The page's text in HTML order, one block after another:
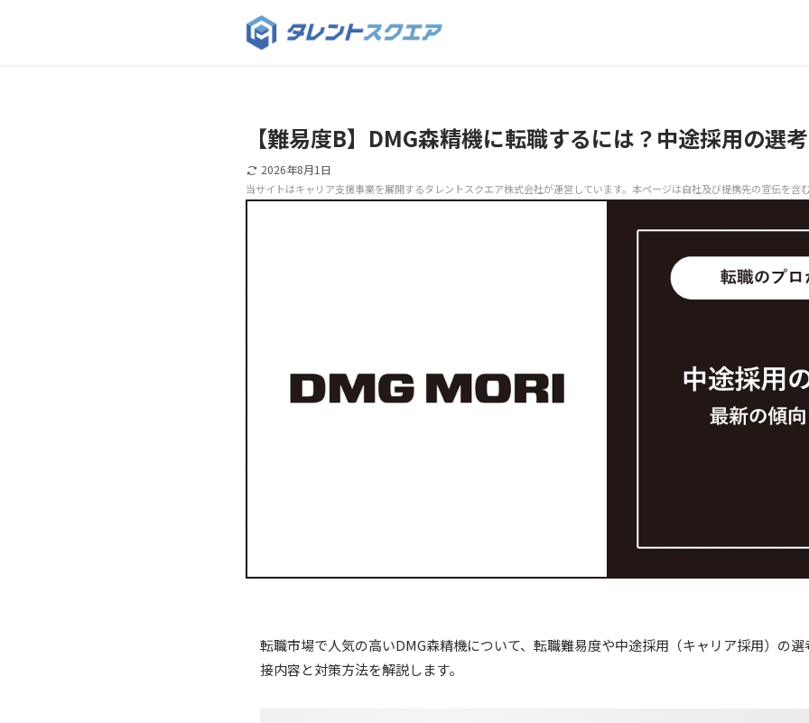
【難易度B】DMG森精機に転職するには？中途採用の選
2026年8月1日
転職市場で人気の高いDMG森精機について、転職難易度や中途採用（キャリア採用）の
接内容と対策方法を解説します。